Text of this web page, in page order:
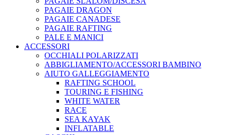
PAGAIE DRAGON
PAGAIE CANADESE
PAGAIE RAFTING
PALE E MANICI
ACCESSORI
OCCHIALI POLARIZZATI
ABBIGLIAMENTO/ACCESSORI BAMBINO
AIUTO GALLEGGIAMENTO
RAFTING SCHOOL
TOURING E FISHING
WHITE WATER
RACE
SEA KAYAK
INFLATABLE